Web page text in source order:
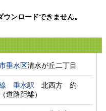
ンロードできません。
垂水区清水が丘二丁目
垂水駅 北西方　約
道路距離）